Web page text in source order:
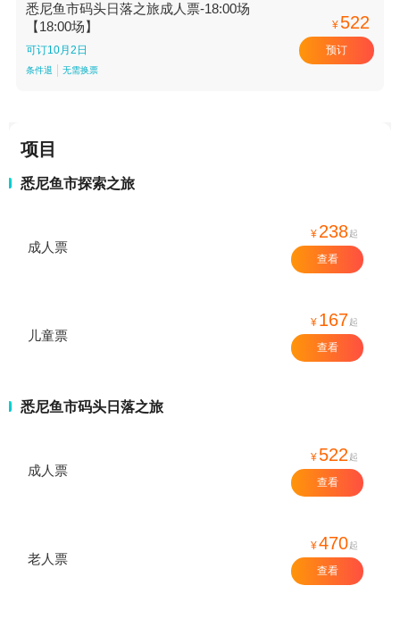
悉尼鱼市码头日落之旅成人票-18:00场
【18:00场】
可订10月2日
条件退 无需换票
¥ 522
预订
项目
悉尼鱼市探索之旅
成人票
¥ 238起
查看
儿童票
¥ 167起
查看
悉尼鱼市码头日落之旅
成人票
¥ 522 起
查看
老人票
¥470起
查看